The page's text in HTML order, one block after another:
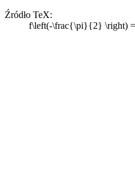
Źródło TeX:
f\left(-\frac{\pi}{2} \right)